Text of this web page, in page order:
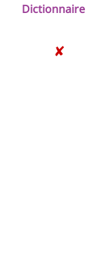
Dictionnaire
✘